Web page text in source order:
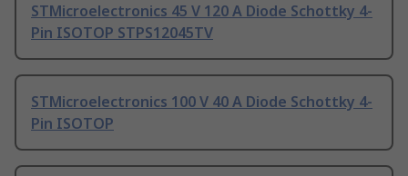
STMicroelectronics 45 V 120 A Diode Schottky 4-
Pin ISOTOP STPS12045TV
STMicroelectronics 100 V 40 A Diode Schottky 4-
Pin ISOTOP